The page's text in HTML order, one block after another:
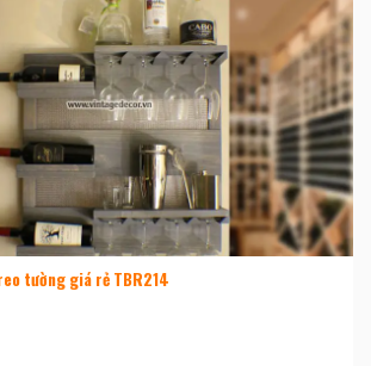
tường giá rẻ TBR214